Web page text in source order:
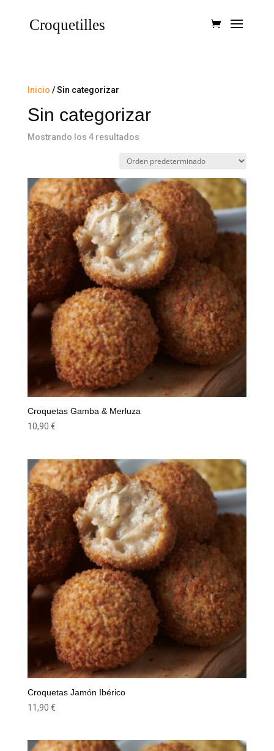
Inicio / Sin categorizar
Sin categorizar
Mostrando los 4 resultados
Croquetas Gamba & Merluza
10,90 €
Croquetas Jamón Ibérico
11,90 €